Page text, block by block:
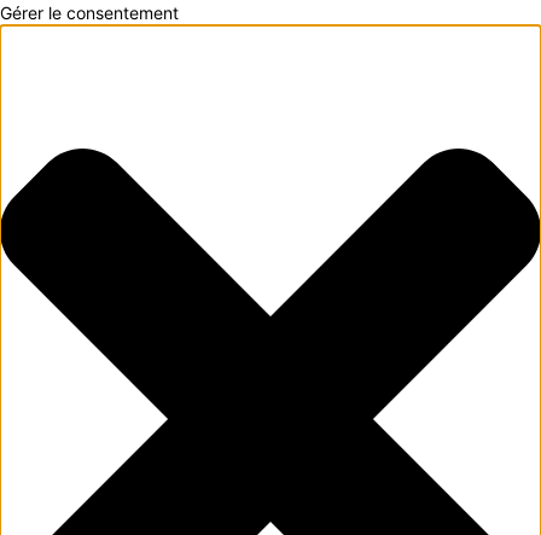
Gérer le consentement